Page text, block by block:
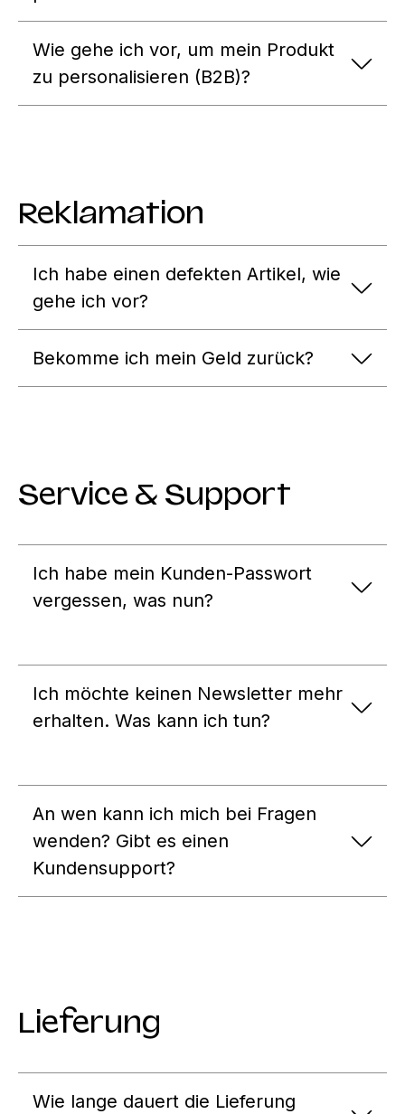
Wie gehe ich vor, um mein Produkt
zu personalisieren (B2B)?
Reklamation
Ich habe einen defekten Artikel, wie
gehe ich vor?
Bekomme ich mein Geld zurück?
Service & Support
Ich habe mein Kunden-Passwort
vergessen, was nun?
Ich möchte keinen Newsletter mehr
erhalten. Was kann ich tun?
An wen kann ich mich bei Fragen
wenden? Gibt es einen
Kundensupport?
Lieferung
Wie lange dauert die Lieferung